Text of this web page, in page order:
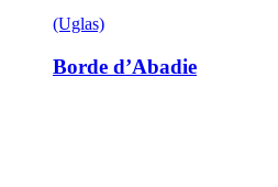
(Uglas)
Borde d’Abadie